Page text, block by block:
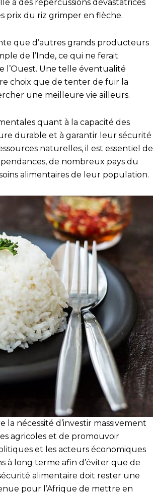
a des répercussions dévastatrices
prix du riz grimper en flèche.
que d’autres grands producteurs
de l’Inde, ce qui ne ferait
l’Ouest. Une telle éventualité
choix que de tenter de fuir la
une meilleure vie ailleurs.
quant à la capacité des
durable et à garantir leur sécurité
naturelles, il est essentiel de
de nombreux pays du
alimentaires de leur population.
la nécessité d’investir massivement
agricoles et de promouvoir
et les acteurs économiques
à long terme afin d’éviter que de
alimentaire doit rester une
pour l’Afrique de mettre en